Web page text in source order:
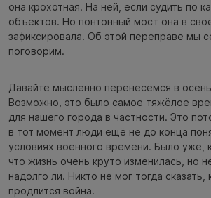
она крохотная. На ней, если судить по
объектов. Но понтонный мост она в
зафиксировала. Об этой переправе мы
поговорим.
Давайте мысленно перенесёмся в
Возможно, это было самое тяжёлое
для нашего города в частности. Это
в тот момент люди ещё не до конца
условиях военного времени. Было уже,
что жизнь очень круто изменилась, но
надолго ли. Никто не мог тогда сказать,
продлится война.